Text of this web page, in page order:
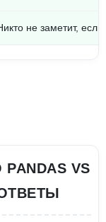
не заметит, если
VS